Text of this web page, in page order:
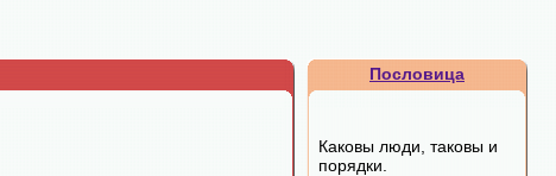
Пословица
Каковы люди, таковы и
порядки.